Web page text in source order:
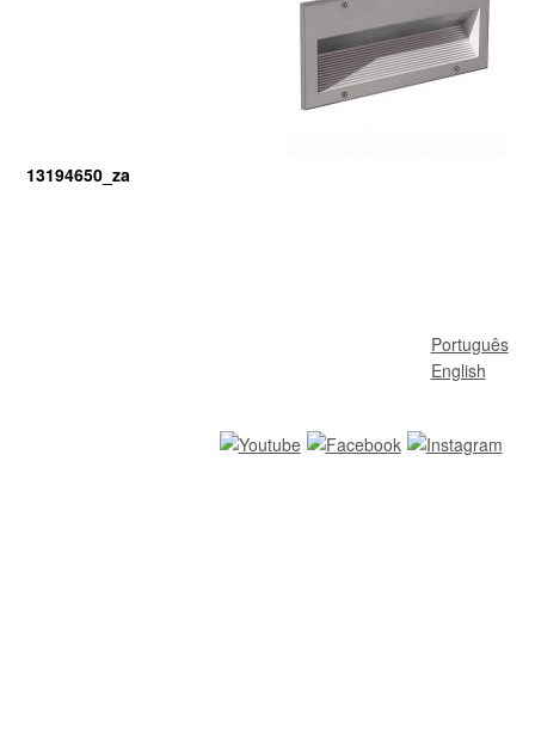
13194650_za
Português
English